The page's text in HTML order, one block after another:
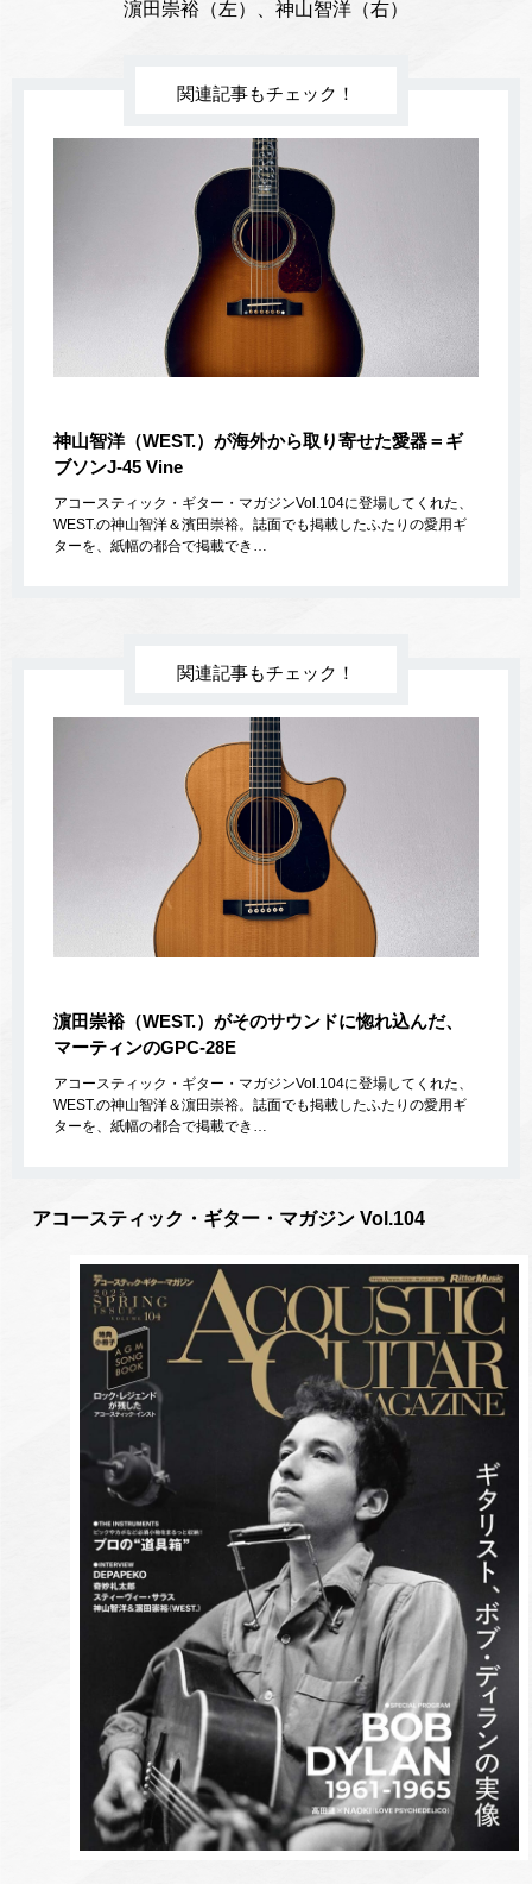
濵田崇裕（左）、神山智洋（右）
関連記事もチェック！
神山智洋（WEST.）が海外から取り寄せた愛器＝ギ
ブソンJ-45 Vine
アコースティック・ギター・マガジンVol.104に登場してくれた、
WEST.の神山智洋＆濱田崇裕。誌面でも掲載したふたりの愛用ギ
ターを、紙幅の都合で掲載でき…
関連記事もチェック！
濵田崇裕（WEST.）がそのサウンドに惚れ込んだ、
マーティンのGPC-28E
アコースティック・ギター・マガジンVol.104に登場してくれた、
WEST.の神山智洋＆濵田崇裕。誌面でも掲載したふたりの愛用ギ
ターを、紙幅の都合で掲載でき…
アコースティック・ギター・マガジン Vol.104